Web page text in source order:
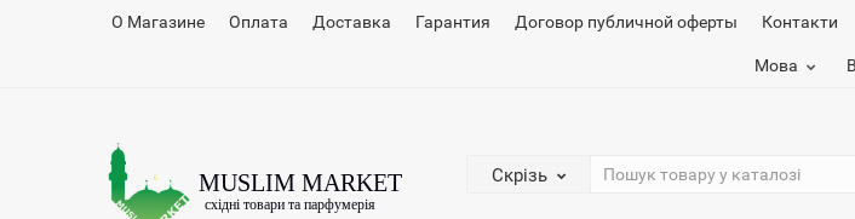
О Магазине Оплата Доставка Гарантия Договор публичной оферты Контакти
Мова
Скрізь